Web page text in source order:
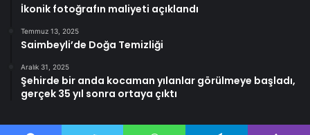
İkonik fotoğrafın maliyeti açıklandı
Temmuz 13, 2025
Saimbeyli’de Doğa Temizliği
Aralık 31, 2025
Şehirde bir anda kocaman yılanlar görülmeye başladı,
gerçek 35 yıl sonra ortaya çıktı